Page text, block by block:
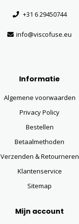
+31 6 29450744
info@viscofuse.eu
Informatie
Algemene voorwaarden
Privacy Policy
Bestellen
Betaalmethoden
Verzenden & Retourneren
Klantenservice
Sitemap
Mijn account